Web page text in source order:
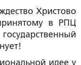
Христово
в РПЦ
идее у